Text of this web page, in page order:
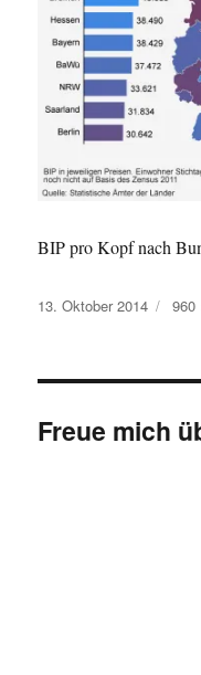
BIP pro Kopf nach
Veröffentlicht
13. Oktober 2014 960
Freue mich